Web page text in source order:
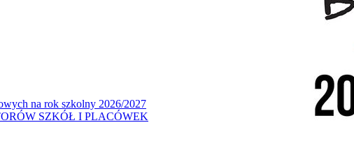
na rok szkolny 2026/2027
SZKÓŁ I PLACÓWEK